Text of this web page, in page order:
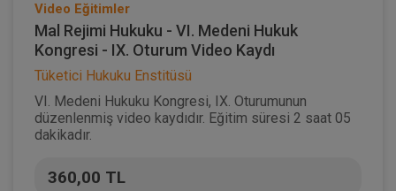
Video Eğitimler
Mal Rejimi Hukuku - VI. Medeni Hukuk
Kongresi - IX. Oturum Video Kaydı
Tüketici Hukuku Enstitüsü
VI. Medeni Hukuku Kongresi, IX. Oturumunun
düzenlenmiş video kaydıdır. Eğitim süresi 2 saat 05
dakikadır.
360,00 TL